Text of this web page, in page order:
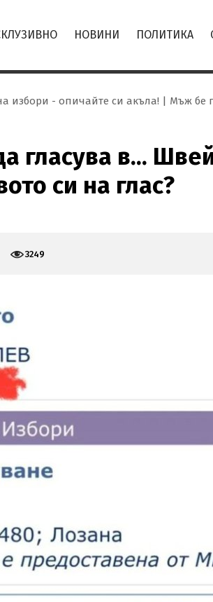
НОВИНИ ПОЛИТИКА
избори - опичайте си акъла! Мъж бе
гласува в...
си на глас?
3249